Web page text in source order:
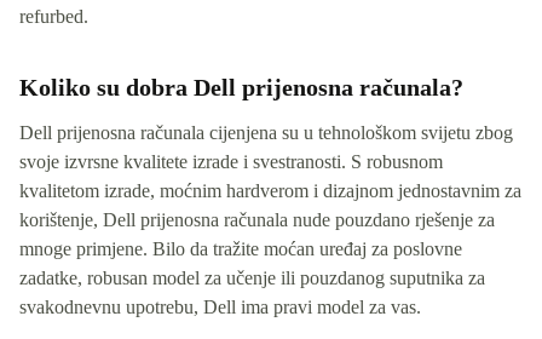
refurbed.
Koliko su dobra Dell prijenosna računala?
Dell prijenosna računala cijenjena su u tehnološkom svijetu zbog
svoje izvrsne kvalitete izrade i svestranosti. S robusnom
kvalitetom izrade, moćnim hardverom i dizajnom jednostavnim za
korištenje, Dell prijenosna računala nude pouzdano rješenje za
mnoge primjene. Bilo da tražite moćan uređaj za poslovne
zadatke, robusan model za učenje ili pouzdanog suputnika za
svakodnevnu upotrebu, Dell ima pravi model za vas.